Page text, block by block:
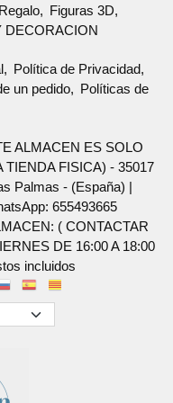
Figuras 3D
DECORACION
Política de Privacidad
un pedido
Políticas de
ALMACEN ES SOLO
FISICA) - 35017
Palmas - (España) |
655493665
( CONTACTAR
DE 16:00 A 18:00
incluidos